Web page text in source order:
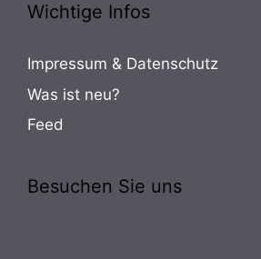
Wichtige Infos
Impressum & Datenschutz
Was ist neu?
Feed
Besuchen Sie uns